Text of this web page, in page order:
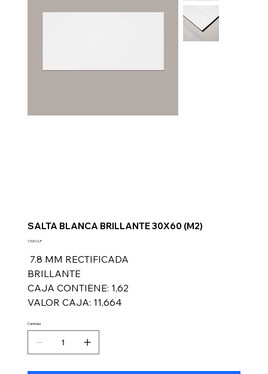
SALTA BLANCA BRILLANTE 30X60 (M2)
Precio
7200 CLP
7.8 MM RECTIFICADA
BRILLANTE
CAJA CONTIENE: 1,62
VALOR CAJA: 11,664
Cantidad